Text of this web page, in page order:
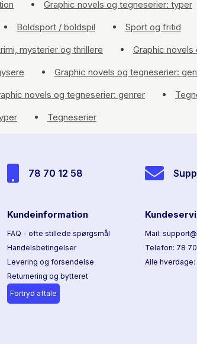
Graphic novels og tegneserier: typer
Boldsport / boldspil
Sport og fritid
mysterier og thrillere
Graphic
Graphic novels og tegneserier:
novels og tegneserier: genrer
Tegneserier
78 70 12 58
Kundeinformation
FAQ - ofte stillede spørgsmål
Handelsbetingelser
Levering og forsendelse
Returnering og bytteret
Fortryd aftale
Mail:
Telefon: 78 70
Alle